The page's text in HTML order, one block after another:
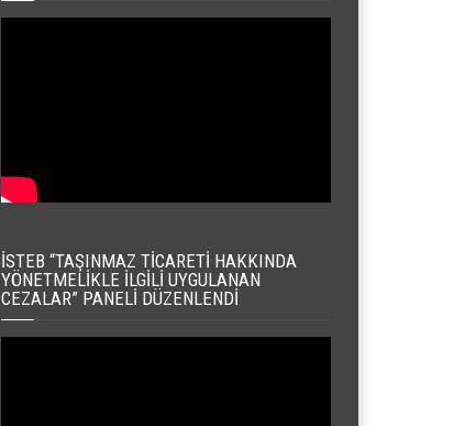
İSTEB “TAŞINMAZ TICARETI HAKKINDA
YÖNETMELIKLE İLGILI UYGULANAN
CEZALAR” PANELI DÜZENLENDI